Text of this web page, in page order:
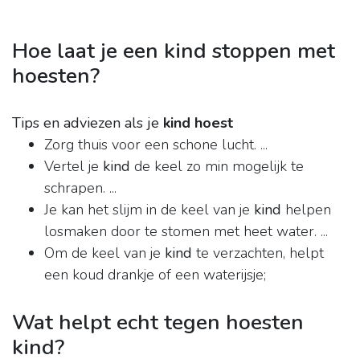
Hoe laat je een kind stoppen met
hoesten?
Tips en adviezen als je kind hoest
Zorg thuis voor een schone lucht. ...
Vertel je kind de keel zo min mogelijk te
schrapen. ...
Je kan het slijm in de keel van je kind helpen
losmaken door te stomen met heet water. ...
Om de keel van je kind te verzachten, helpt
een koud drankje of een waterijsje;
Wat helpt echt tegen hoesten
kind?